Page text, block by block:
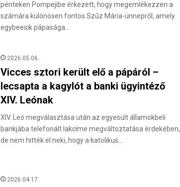
pénteken Pompejibe érkezett, hogy megemlékezzen a
számára különösen fontos Szűz Mária-ünnepről, amely
egybeesik pápasága…
2026.05.06.
Vicces sztori került elő a pápáról –
lecsapta a kagylót a banki ügyintéző
XIV. Leónak
XIV. Leó megválasztása után az egyesült államokbeli
bankjába telefonált lakcíme megváltoztatása érdekében,
de nem hitték el neki, hogy a katolikus…
2026.04.17.